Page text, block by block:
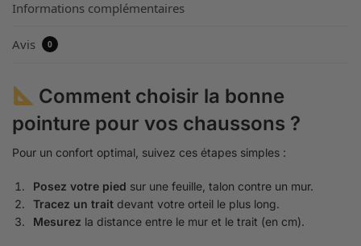
Informations complémentaires
Avis 0
Comment choisir la bonne
pointure pour vos chaussons ?
Pour un confort optimal, suivez ces étapes simples :
Posez votre pied sur une feuille, talon contre un mur.
Tracez un trait devant votre orteil le plus long.
Mesurez la distance entre le mur et le trait (en cm).